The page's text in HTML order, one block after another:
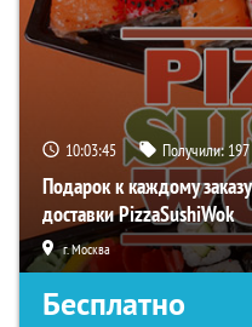
10:03:45 Получили:197
Подарок к каждому
доставки PizzaSushiWok
г. Москва
Бесплатно